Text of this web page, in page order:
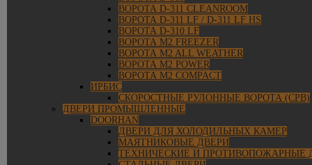
ВОРОТА D-311 CLEANROOM
ВОРОТА D-311 LF / D-311 LF HS
ВОРОТА D-310 LF
ВОРОТА M2 FREEZER
ВОРОТА M2 ALL WEATHER
ВОРОТА M2 POWER
ВОРОТА M2 COMPACT
ИРБИС
СКОРОСТНЫЕ РУЛОННЫЕ ВОРОТА (СРВ)
ДВЕРИ ПРОМЫШЛЕННЫЕ
DOORHAN
ДВЕРИ ДЛЯ ХОЛОДИЛЬНЫХ КАМЕР
МАЯТНИКОВЫЕ ДВЕРИ
ТЕХНИЧЕСКИЕ И ПРОТИВОПОЖАРНЫЕ